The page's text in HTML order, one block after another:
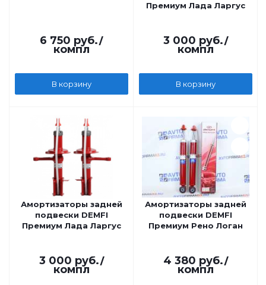
6 750 руб./
компл
В корзину
Премиум Лада Ларгус
3 000 руб./
компл
В корзину
Амортизаторы задней
подвески DEMFI
Премиум Лада Ларгус
3 000 руб./
компл
Амортизаторы задней
подвески DEMFI
Премиум Рено Логан
4 380 руб./
компл